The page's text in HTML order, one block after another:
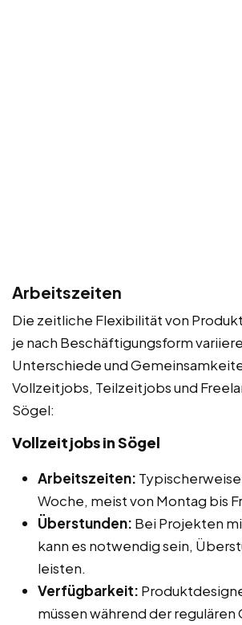
Arbeitszeiten
Die zeitliche Flexibilität von
je nach Beschäftigungsform
Unterschiede und
Vollzeitjobs, Teilzeitjobs und
Sögel:
Vollzeitjobs in Sögel
Arbeitszeiten:
Woche, meist von Montag bis
Überstunden: Bei Projekten
kann es notwendig sein,
leisten.
Verfügbarkeit:
müssen während der